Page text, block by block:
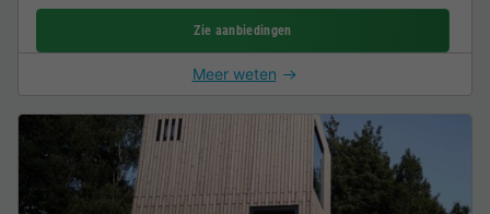
Zie aanbiedingen
Meer weten